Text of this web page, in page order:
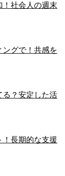
！社会人の週末
ングで！共感を
る？安定した活
！長期的な支援